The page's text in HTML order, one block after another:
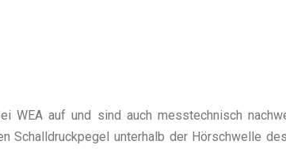
WEA auf und sind auch messtechnisch
Schalldruckpegel unterhalb der Hörschwelle